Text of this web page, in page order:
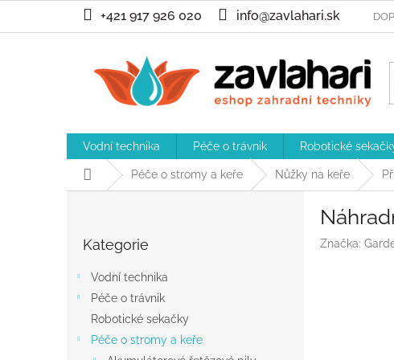
obsah
+421 917 926 020 info@zavlahari.sk
Vodní technika Péče o trávnik Robotické
Domů Péče o stromy a keře Nůžky na keře
kategorie
Kategorie
Vodní technika
Péče o trávnik
Robotické sekačky
Péče o stromy a keře
Značka: